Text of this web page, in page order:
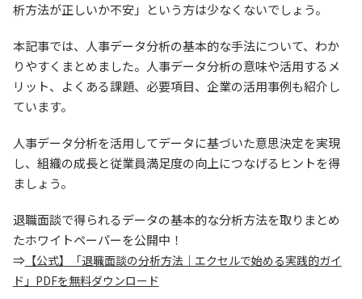
析方法が正しいか不安」という方は少なくないでしょう。
本記事では、人事データ分析の基本的な手法について、わか
りやすくまとめました。人事データ分析の意味や活用するメ
リット、よくある課題、必要項目、企業の活用事例も紹介し
ています。
人事データ分析を活用してデータに基づいた意思決定を実現
し、組織の成長と従業員満足度の向上につなげるヒントを得
ましょう。
退職面談で得られるデータの基本的な分析方法を取りまとめ
たホワイトペーパーを公開中！
⇒【公式】「退職面談の分析方法｜エクセルで始める実践的ガイ
ド」PDFを無料ダウンロード